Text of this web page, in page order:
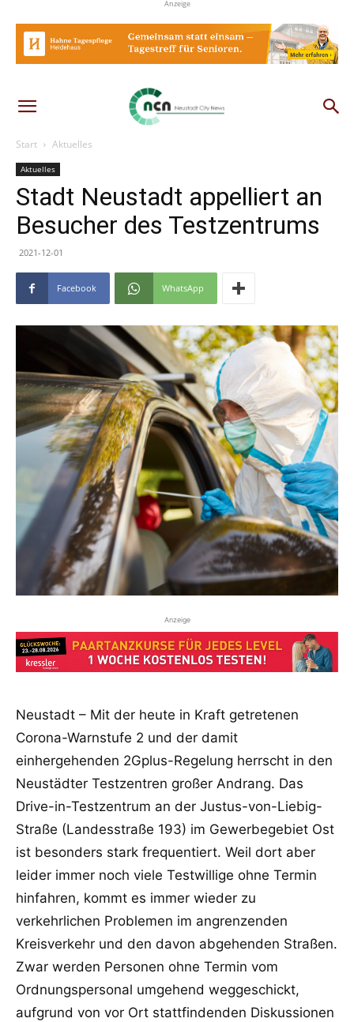
Anzeige
Start Aktuelles
Aktuelles
Stadt Neustadt appelliert an
Besucher des Testzentrums
2021-12-01
Facebook WhatsApp
Anzeige
Neustadt – Mit der heute in Kraft getretenen
Corona-Warnstufe 2 und der damit
einhergehenden 2Gplus-Regelung herrscht in den
Neustädter Testzentren großer Andrang. Das
Drive-in-Testzentrum an der Justus-von-Liebig-
Straße (Landesstraße 193) im Gewerbegebiet Ost
ist besonders stark frequentiert. Weil dort aber
leider immer noch viele Testwillige ohne Termin
hinfahren, kommt es immer wieder zu
verkehrlichen Problemen im angrenzenden
Kreisverkehr und den davon abgehenden Straßen.
Zwar werden Personen ohne Termin vom
Ordnungspersonal umgehend weggeschickt,
aufgrund von vor Ort stattfindenden Diskussionen